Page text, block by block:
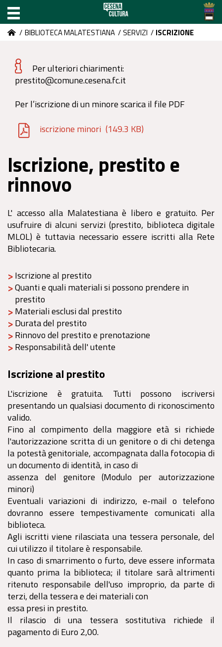
/ BIBLIOTECA MALATESTIANA /SERVIZI / ISCRIZIONE
Iscrizione, prestito e
rinnovo
L' accesso alla Malatestiana è libero e gratuito. Per
usufruire di alcuni servizi (prestito, biblioteca digitale
MLOL) è tuttavia necessario essere iscritti alla Rete
Bibliotecaria.
Iscrizione al prestito
Quanti e quali materiali si possono prendere in
prestito
Materiali esclusi dal prestito
Durata del prestito
Rinnovo del prestito e prenotazione
Responsabilità dell' utente
Iscrizione al prestito
L'iscrizione è gratuita. Tutti possono iscriversi
presentando un qualsiasi documento di riconoscimento
valido.
Fino al compimento della maggiore età si richiede
l'autorizzazione scritta di un genitore o di chi detenga
la potestà genitoriale, accompagnata dalla fotocopia di
un documento di identità, in caso di
assenza del genitore (Modulo per autorizzazione
minori)
Eventuali variazioni di indirizzo, e-mail o telefono
dovranno essere tempestivamente comunicati alla
biblioteca.
Agli iscritti viene rilasciata una tessera personale, del
cui utilizzo il titolare è responsabile.
In caso di smarrimento o furto, deve essere informata
quanto prima la biblioteca; il titolare sarà altrimenti
ritenuto responsabile dell'uso improprio, da parte di
terzi, della tessera e dei materiali con
essa presi in prestito.
Il rilascio di una tessera sostitutiva richiede il
pagamento di Euro 2,00.
Per ulteriori chiarimenti:
prestito@comune.cesena.fc.it
Per l’iscrizione di un minore scarica il file PDF
iscrizione minori (149.3 KB)